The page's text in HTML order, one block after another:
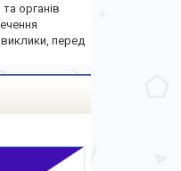
органів
виклики, перед